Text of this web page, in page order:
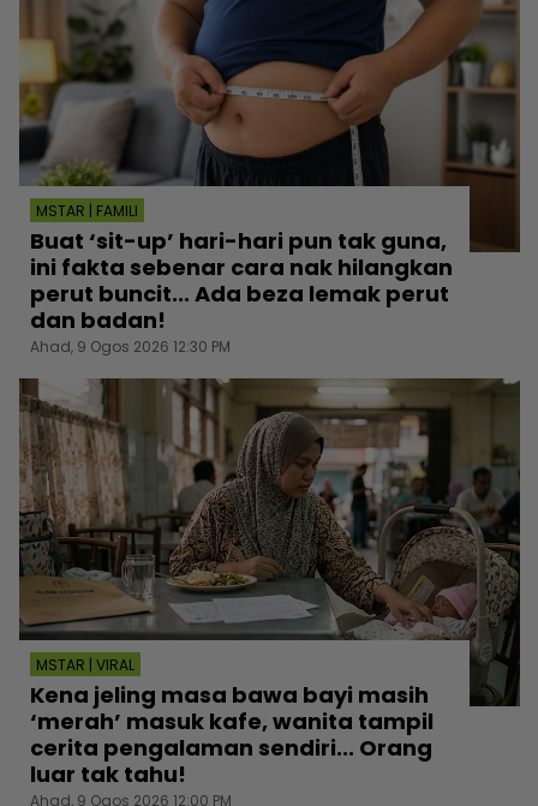
MSTAR | FAMILI
Buat ‘sit-up’ hari-hari pun tak guna,
ini fakta sebenar cara nak hilangkan
perut buncit... Ada beza lemak perut
dan badan!
Ahad, 9 Ogos 2026 12:30 PM
MSTAR | VIRAL
Kena jeling masa bawa bayi masih
‘merah’ masuk kafe, wanita tampil
cerita pengalaman sendiri... Orang
luar tak tahu!
Ahad, 9 Ogos 2026 12:00 PM